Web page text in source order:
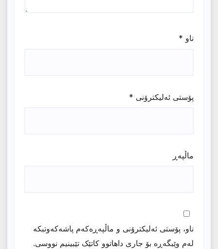
ناو *
پۆستی ئەلیکترۆنی *
ماڵپه‌ڕ
ناو، پۆستی ئەلیکترۆنی و ماڵپەڕەکەم پاشەکەوتبکە
لەم وێبگەڕە بۆ جاری داهاتوو کاتێک تێبینیم نووسی.